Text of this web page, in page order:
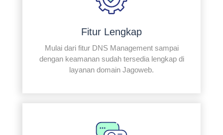
Fitur Lengkap
Mulai dari fitur DNS Management sampai
dengan keamanan sudah tersedia lengkap di
layanan domain Jagoweb.